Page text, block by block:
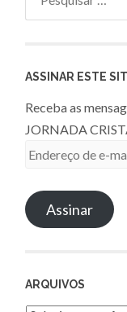
ASSINAR ESTE
Receba as
JORNADA
Endereço
e-
mailAssinar
ARQUIVOS